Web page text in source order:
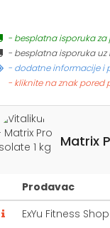
- besplatna isporuka za
- besplatna isporuka
- dodatne informacije i
- kliknite na znak
Matrix
Prodavac
ExYu Fitness Shop